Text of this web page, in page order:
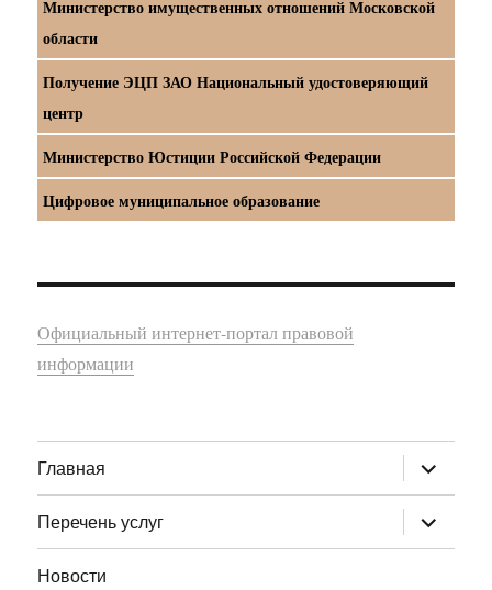
Министерство имущественных отношений Московской
области
Получение ЭЦП ЗАО Национальный удостоверяющий
центр
Министерство Юстиции Российской Федерации
Цифровое муниципальное образование
Официальный интернет-портал правовой
информации
Главная раскрыть
дочернее
меню
Перечень услуг
раскрыть
дочернее
меню
Новости